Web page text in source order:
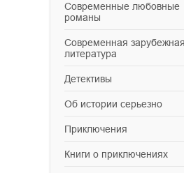
современные любовные
романы
современная зарубежная
литература
детективы
об истории серьезно
приключения
книги о приключениях